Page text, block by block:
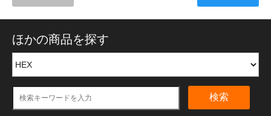
ほかの商品を探す
検索